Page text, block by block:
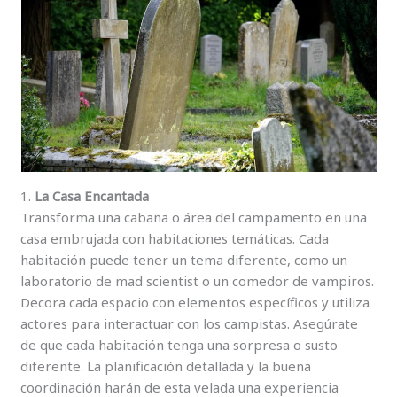
1. La Casa Encantada
Transforma una cabaña o área del campamento en una
casa embrujada con habitaciones temáticas. Cada
habitación puede tener un tema diferente, como un
laboratorio de mad scientist o un comedor de vampiros.
Decora cada espacio con elementos específicos y utiliza
actores para interactuar con los campistas. Asegúrate
de que cada habitación tenga una sorpresa o susto
diferente. La planificación detallada y la buena
coordinación harán de esta velada una experiencia